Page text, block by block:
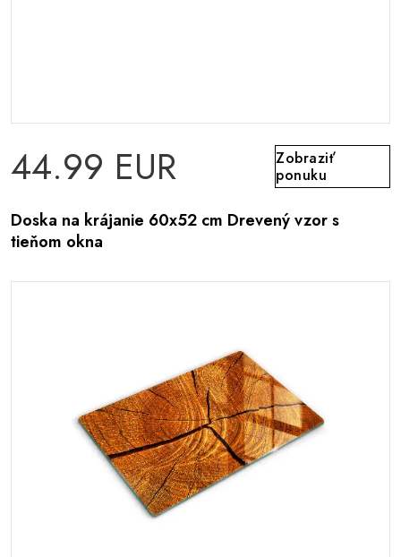
44.99 EUR
Zobraziť
ponuku
Doska na krájanie 60x52 cm Drevený vzor s
tieňom okna